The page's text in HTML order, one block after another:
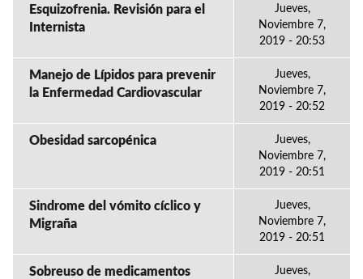
Esquizofrenia. Revisión para el
Internista
Jueves,
Noviembre 7,
2019 - 20:53
Manejo de Lípidos para prevenir
la Enfermedad Cardiovascular
Jueves,
Noviembre 7,
2019 - 20:52
Obesidad sarcopénica
Jueves,
Noviembre 7,
2019 - 20:51
Sindrome del vómito cíclico y
Migraña
Jueves,
Noviembre 7,
2019 - 20:51
Sobreuso de medicamentos
Jueves,